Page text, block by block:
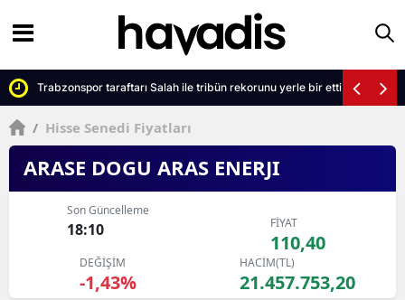
Trabzonspor taraftarı Salah ile tribün rekorunu yerle bir etti
/ Hisse Senedi Fiyatları
ARASE DOGU ARAS ENERJI
Son Güncelleme
18:10 FİYAT
110,40
DEĞİŞİM
-1,43%
HACİM(TL)
21.457.753,20